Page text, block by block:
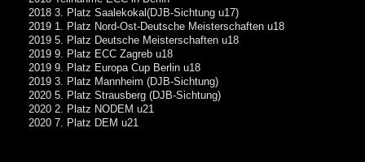
2018 3. Platz Saalekokal(DJB-Sichtung u17)
2019 1. Platz Nord-Ost-Deutsche Meisterschaften u18
2019 5. Platz Deutsche Meisterschaften u18
2019 9. Platz ECC Zagreb u18
2019 9. Platz Europa Cup Berlin u18
2019 3. Platz Mannheim (DJB-Sichtung)
2020 5. Platz Strausberg (DJB-Sichtung)
2020 2. Platz NODEM u21
2020 7. Platz DEM u21